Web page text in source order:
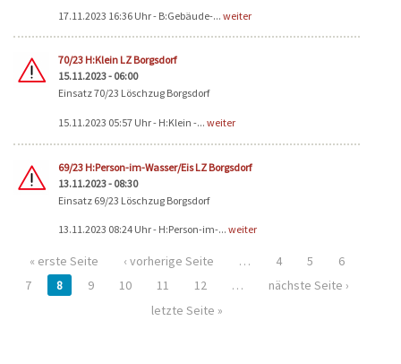
17.11.2023 16:36 Uhr - B:Gebäude-... weiter
70/23 H:Klein LZ Borgsdorf
15.11.2023 - 06:00
Einsatz 70/23 Löschzug Borgsdorf
15.11.2023 05:57 Uhr - H:Klein -... weiter
69/23 H:Person-im-Wasser/Eis LZ Borgsdorf
13.11.2023 - 08:30
Einsatz 69/23 Löschzug Borgsdorf
13.11.2023 08:24 Uhr - H:Person-im-... weiter
« erste Seite ‹ vorherige Seite … 4 5
6
7
8 9 10 11 12 …
nächste Seite ›
letzte Seite »